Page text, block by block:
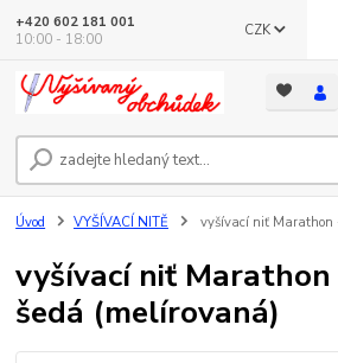
CZK
+420 602 181 001
10:00 - 18:00
Úvod VYŠÍVACÍ NITĚ vyšívací niť Marathon
vyšívací niť
šedá (melírovaná)